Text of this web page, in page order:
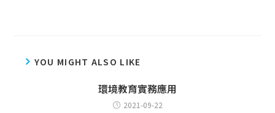
YOU MIGHT ALSO LIKE
環境教育實務應用
2021-09-22